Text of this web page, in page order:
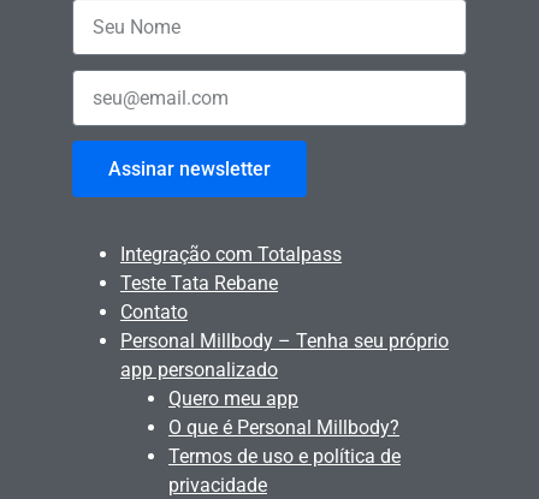
Assinar newsletter
Integração com Totalpass
Teste Tata Rebane
Contato
Personal Millbody – Tenha seu próprio
app personalizado
Quero meu app
O que é Personal Millbody?
Termos de uso e política de
privacidade